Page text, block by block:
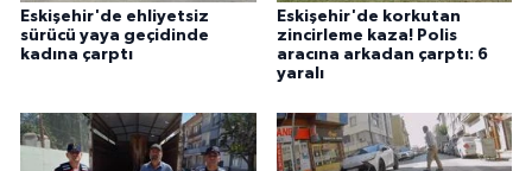
Eskişehir'de ehliyetsiz
sürücü yaya geçidinde
kadına çarptı
Eskişehir'de korkutan
zincirleme kaza! Polis
aracına arkadan çarptı: 6
yaralı